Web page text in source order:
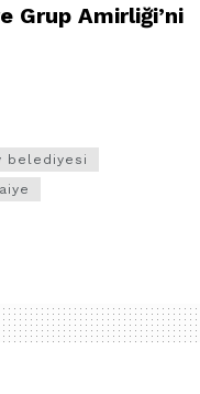
Grup Amirliği’ni
belediyesi